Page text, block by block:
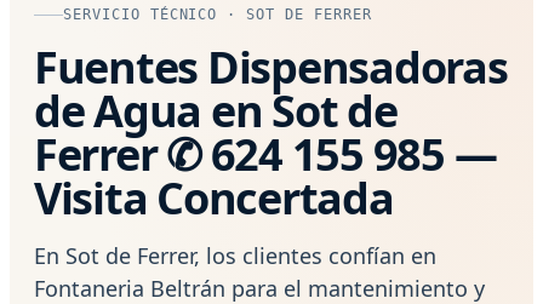
SERVICIO TÉCNICO · SOT DE FERRER
Fuentes Dispensadoras
de Agua en Sot de
Ferrer ✆ 624 155 985 —
Visita Concertada
En Sot de Ferrer, los clientes confían en
Fontaneria Beltrán para el mantenimiento y